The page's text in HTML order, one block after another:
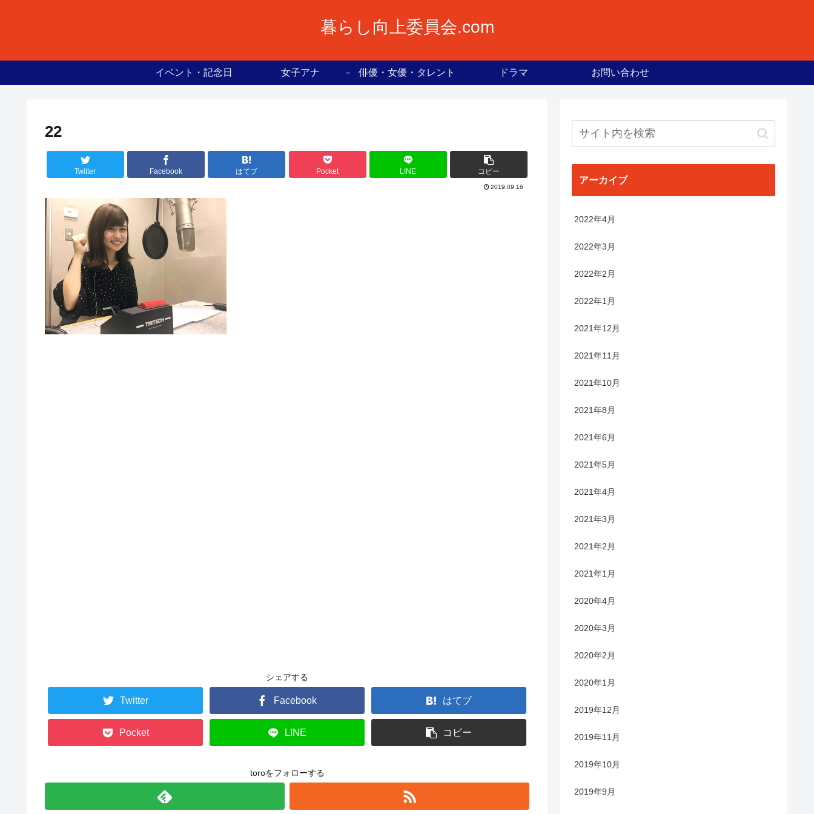
暮らし向上委員会.com
イベント・記念日 女子アナ 俳優・女優・タレント ドラマ お問い合わせ
22
Twitter Facebook はてブ Pocket LINE コピー
2019.09.16
シェアする
Twitter Facebook はてブ
Pocket LINE コピー
toroをフォローする
アーカイブ
2022年4月
2022年3月
2022年2月
2022年1月
2021年12月
2021年11月
2021年10月
2021年8月
2021年6月
2021年5月
2021年4月
2021年3月
2021年2月
2021年1月
2020年4月
2020年3月
2020年2月
2020年1月
2019年12月
2019年11月
2019年10月
2019年9月